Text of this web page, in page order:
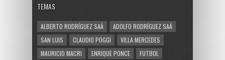
TEMAS
ALBERTO RODRÍGUEZ SAÁ
ADOLFO RODRÍGUEZ SAÁ
SAN LUIS
CLAUDIO POGGI
VILLA MERCEDES
MAURICIO MACRI
ENRIQUE PONCE
FUTBOL